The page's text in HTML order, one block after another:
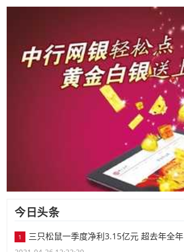
今日头条
1 三只松鼠一季度净利3.15亿元 超去年全年